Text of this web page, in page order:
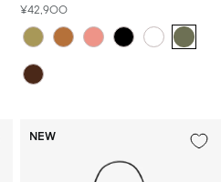
セ
ル
格
¥42,900
NEW